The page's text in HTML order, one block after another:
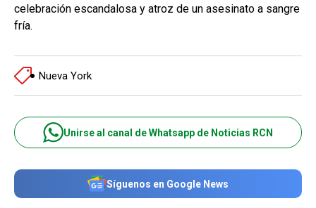
celebración escandalosa y atroz de un asesinato a sangre
fría.
Nueva York
Unirse al canal de Whatsapp de Noticias RCN
Síguenos en Google News